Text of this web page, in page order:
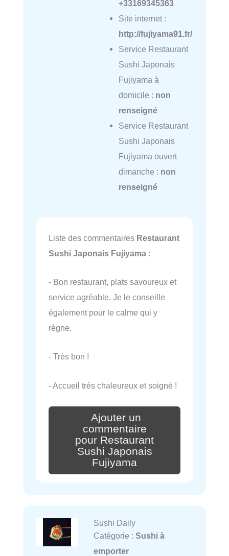
+33169345363
Site internet :
http://fujiyama91.fr/
Service Restaurant
Sushi Japonais
Fujiyama à
domicile : non
renseigné
Service Restaurant
Sushi Japonais
Fujiyama ouvert
dimanche : non
renseigné
Liste des commentaires Restaurant
Sushi Japonais Fujiyama :
- Bon restaurant, plats savoureux et
service agréable. Je le conseille
également pour le calme qui y
règne.
- Très bon !
- Accueil très chaleureux et soigné !
Ajouter un
commentaire
pour Restaurant
Sushi Japonais
Fujiyama
Sushi Daily
Catégorie : Sushi à
emporter